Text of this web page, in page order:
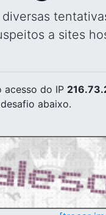
a sites
acesso do IP
abaixo.